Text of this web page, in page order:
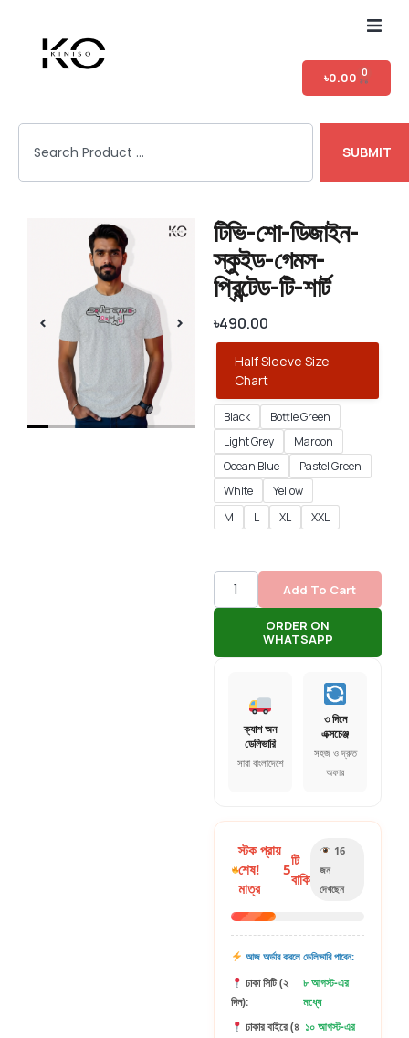
৳0.00 0
SUBMIT
টিভি-শো-ডিজাইন-
স্কুইড-গেমস-
প্রিন্টেড-টি-শার্ট
৳490.00
Half Sleeve Size
Chart
Black
Bottle Green
Light Grey
Maroon
Ocean Blue
Pastel Green
White
Yellow
M
L XL XXL
Add To Cart
ORDER ON
WHATSAPP
ক্যাশ অন
ডেলিভারি
সারা বাংলাদেশে
৩ দিনে
এক্সচেঞ্জ
সহজ ও দ্রুত
অফার
স্টক প্রায়
শেষ!
মাত্র
5
টি
বাকি
16
জন
দেখছেন
আজ অর্ডার করলে ডেলিভারি পাবেন:
ঢাকা সিটি (২
দিন):
৮ আগস্ট-এর
মধ্যে
ঢাকার বাইরে (৪ ১০ আগস্ট-এর